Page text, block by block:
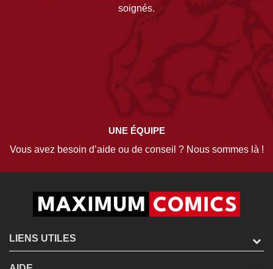
soignés.
UNE ÉQUIPE
Vous avez besoin d’aide ou de conseil ? Nous sommes là !
LIENS UTILES